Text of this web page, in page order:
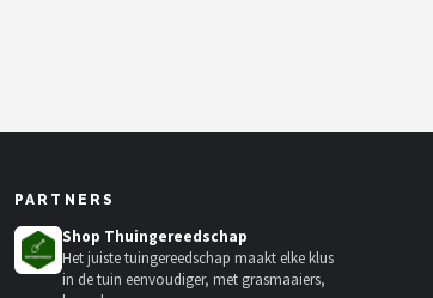
PARTNERS
Shop Thuingereedschap
Het juiste tuingereedschap maakt elke klus
in de tuin eenvoudiger, met grasmaaiers,